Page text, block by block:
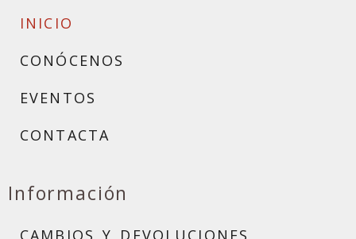
INICIO
CONÓCENOS
EVENTOS
CONTACTA
Información
CAMBIOS Y DEVOLUCIONES